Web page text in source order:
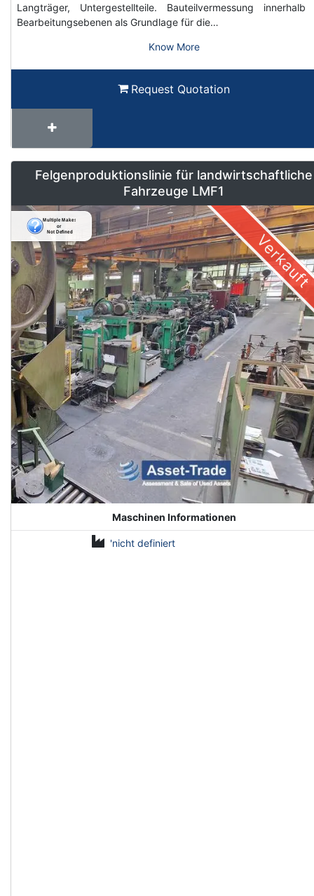
Langträger, Untergestellteile. Bauteilvermessung innerhalb
Bearbeitungsebenen als Grundlage für die…
Know More
Request Quotation
Felgenproduktionslinie für landwirtschaftliche
Fahrzeuge LMF1
Verkauft
Maschinen Informationen
'nicht definiert